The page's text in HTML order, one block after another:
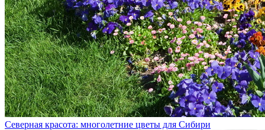
Северная красота: многолетние цветы для Сибири